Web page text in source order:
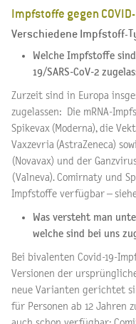
Impfstoffe gegen
Verschiedene Impfstoff-
Welche Impfstoffe
19/SARS-CoV-2
Zurzeit sind in Europa
zugelassen: Die mRNA-
Spikevax (Moderna), die
Vaxzevria (AstraZeneca)
(Novavax) und der
(Valneva). Comirnaty und
Impfstoffe verfügbar –
Was versteht man
welche sind bei uns
Bei bivalenten Covid-19-
Versionen der
neue Varianten gerichtet
für Personen ab 12 Jahren